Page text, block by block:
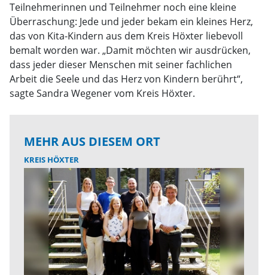
Teilnehmerinnen und Teilnehmer noch eine kleine
Überraschung: Jede und jeder bekam ein kleines Herz,
das von Kita-Kindern aus dem Kreis Höxter liebevoll
bemalt worden war. „Damit möchten wir ausdrücken,
dass jeder dieser Menschen mit seiner fachlichen
Arbeit die Seele und das Herz von Kindern berührt“,
sagte Sandra Wegener vom Kreis Höxter.
MEHR AUS DIESEM ORT
KREIS HÖXTER